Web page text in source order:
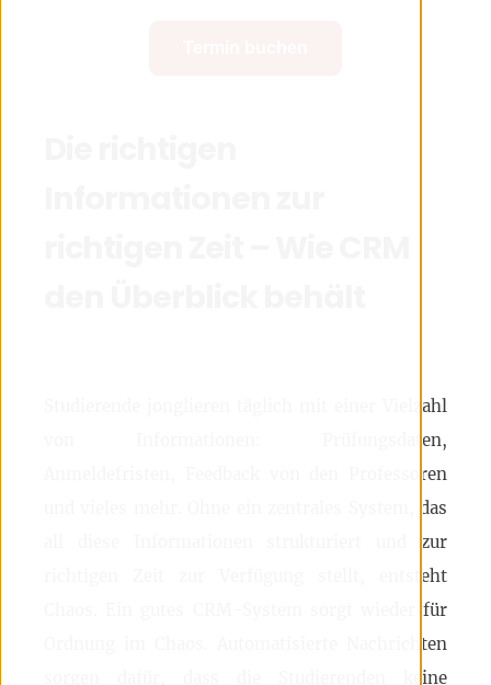
Studierende jonglieren täglich mit einer Vielzahl
von Informationen: Prüfungsdaten,
Anmeldefristen, Feedback von den Professoren
und vieles mehr. Ohne ein zentrales System, das
all diese Informationen strukturiert und zur
richtigen Zeit zur Verfügung stellt, entsteht
Chaos. Ein gutes CRM-System sorgt wieder für
Ordnung im Chaos. Automatisierte Nachrichten
sorgen dafür, dass die Studierenden keine